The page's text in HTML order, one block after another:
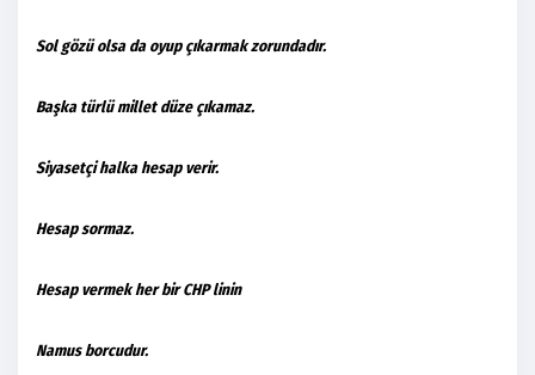
Sol gözü olsa da oyup çıkarmak zorundadır.
Başka türlü millet düze çıkamaz.
Siyasetçi halka hesap verir.
Hesap sormaz.
Hesap vermek her bir CHP linin
Namus borcudur.